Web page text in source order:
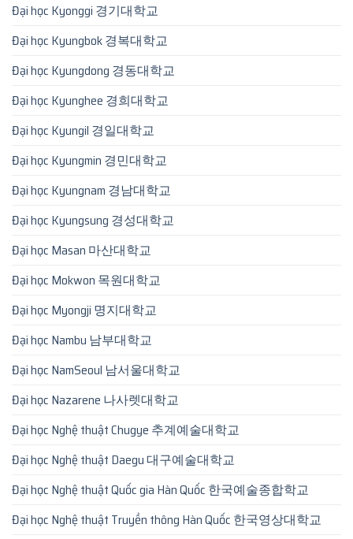
Đại học Kyonggi 경기대학교
Đại học Kyungbok 경복대학교
Đại học Kyungdong 경동대학교
Đại học Kyunghee 경희대학교
Đại học Kyungil 경일대학교
Đại học Kyungmin 경민대학교
Đại học Kyungnam 경남대학교
Đại học Kyungsung 경성대학교
Đại học Masan 마산대학교
Đại học Mokwon 목원대학교
Đại học Myongji 명지대학교
Đại học Nambu 남부대학교
Đại học NamSeoul 남서울대학교
Đại học Nazarene 나사렛대학교
Đại học Nghệ thuật Chugye 추계예술대학교
Đại học Nghệ thuật Daegu 대구예술대학교
Đại học Nghệ thuật Quốc gia Hàn Quốc 한국예술종합학교
Đại học Nghệ thuật Truyền thông Hàn Quốc 한국영상대학교